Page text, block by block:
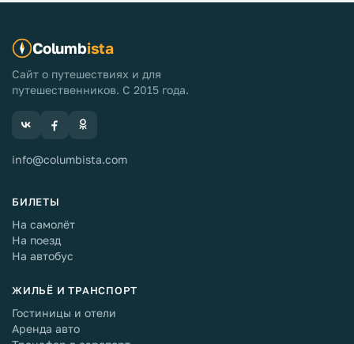
Columbista
Сайт о путешествиях и для
путешественников. С 2015 года.
info@columbista.com
БИЛЕТЫ
На самолёт
На поезд
На автобус
ЖИЛЬЁ И ТРАНСПОРТ
Гостиницы и отели
Аренда авто